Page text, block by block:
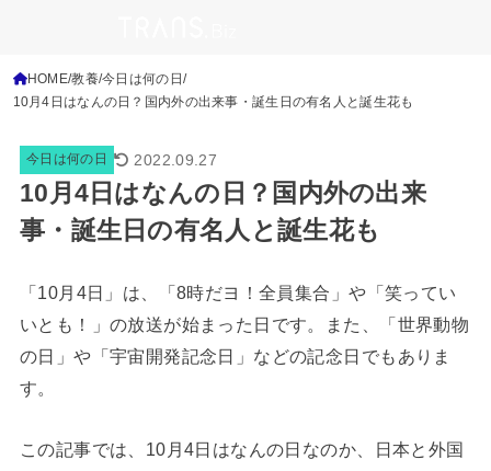
HOME 教養 今日は何の日
10月4日はなんの日？国内外の出来事・誕生日の有名人と誕生花も
今日は何の日 2022.09.27
10月4日はなんの日？国内外の出来
事・誕生日の有名人と誕生花も
「10月4日」は、「8時だヨ！全員集合」や「笑ってい
いとも！」の放送が始まった日です。また、「世界動物
の日」や「宇宙開発記念日」などの記念日でもありま
す。
この記事では、10月4日はなんの日なのか、日本と外国